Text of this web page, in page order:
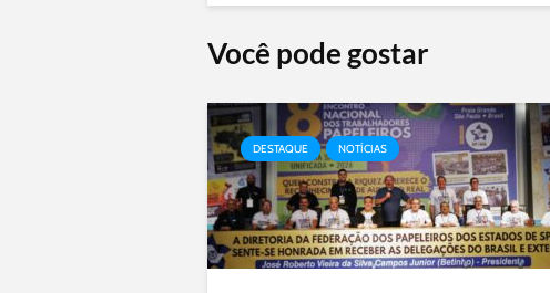
Você pode gostar
DESTAQUE NOTÍCIAS